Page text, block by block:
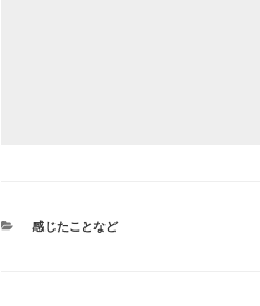
カ
感じたことなど